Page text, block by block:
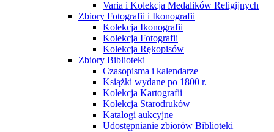
Varia i Kolekcja Medalików Religijnych
Zbiory Fotografii i Ikonografii
Kolekcja Ikonografii
Kolekcja Fotografii
Kolekcja Rękopisów
Zbiory Biblioteki
Czasopisma i kalendarze
Książki wydane po 1800 r.
Kolekcja Kartografii
Kolekcja Starodruków
Katalogi aukcyjne
Udostępnianie zbiorów Biblioteki